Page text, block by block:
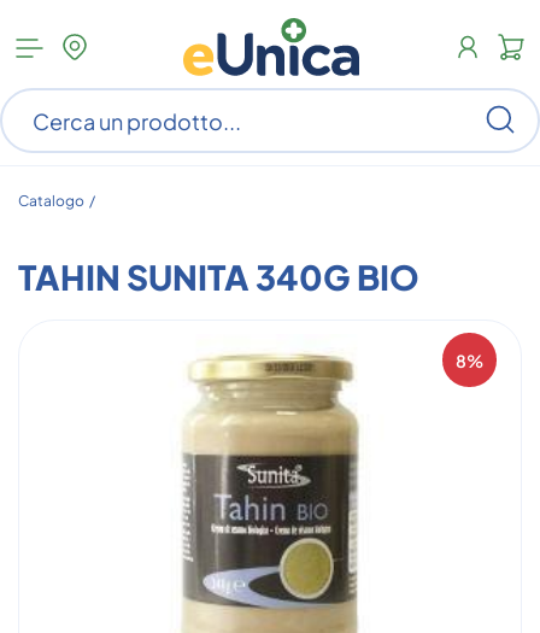
Apri
menu
categorie
Catalogo /
TAHIN SUNITA 340G BIO
8%